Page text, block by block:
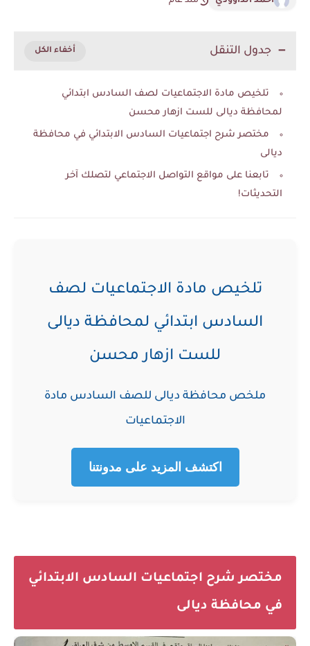
جدول التنقل
تلخيص مادة الاجتماعيات لصف السادس ابتدائي
لمحافظة ديالى للست ازهار محسن
مختصر شرح اجتماعيات السادس الابتدائي في محافظة
ديالى
تابعنا على مواقع التواصل الاجتماعي لتصلك آخر
التحديثات!
تلخيص مادة الاجتماعيات لصف
السادس ابتدائي لمحافظة ديالى
للست ازهار محسن
ملخص محافظة ديالى للصف السادس مادة
الاجتماعيات
اكتشف المزيد على مدونتنا
مختصر شرح اجتماعيات السادس الابتدائي
في محافظة ديالى